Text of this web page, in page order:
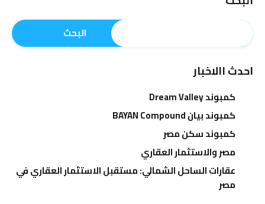
البحث
احدث االاخبار
كمبوند Dream Valley
كمبوند بيان BAYAN Compound
كمبوند سكن مصر
مصر والاستثمار العقاري
عقارات الساحل الشمالي: مستقبل الاستثمار العقاري في
مصر